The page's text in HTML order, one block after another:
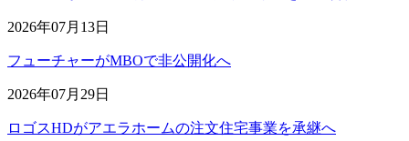
2026年07月13日
フューチャーがMBOで非公開化へ
2026年07月29日
ロゴスHDがアエラホームの注文住宅事業を承継へ